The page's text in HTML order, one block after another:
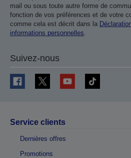
mail ou sous toute autre forme de
fonction de vos préférences et de votre
comme cela est décrit dans la
informations personnelles.
Suivez-nous
Service clients
Dernières offres
Promotions